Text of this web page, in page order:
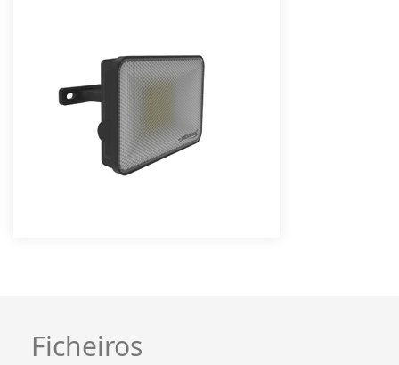
Ficheiros